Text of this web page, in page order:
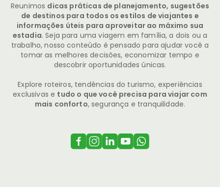
Reunimos dicas práticas de planejamento, sugestões
de destinos para todos os estilos de viajantes e
informações úteis para aproveitar ao máximo sua
estadia. Seja para uma viagem em família, a dois ou a
trabalho, nosso conteúdo é pensado para ajudar você a
tomar as melhores decisões, economizar tempo e
descobrir oportunidades únicas.
Explore roteiros, tendências do turismo, experiências
exclusivas e tudo o que você precisa para viajar com
mais conforto, segurança e tranquilidade.